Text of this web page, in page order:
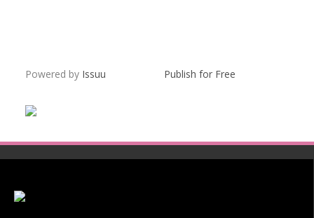
Powered by Issuu Publish for Free